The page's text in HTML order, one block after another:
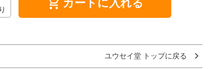
shopping_cart カートに入れる
ユウセイ堂 トップに戻る